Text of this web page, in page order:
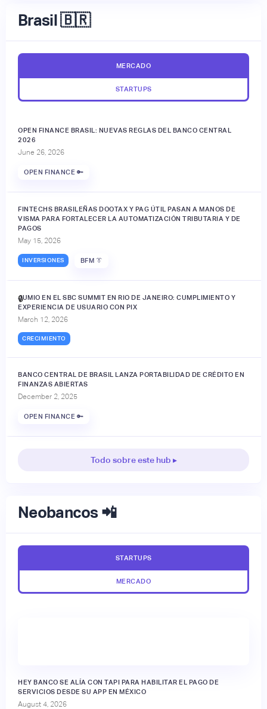
Brasil 🇧🇷
MERCADO
STARTUPS
OPEN FINANCE BRASIL: NUEVAS REGLAS DEL BANCO CENTRAL
2026
June 26, 2026
OPEN FINANCE 🔑
FINTECHS BRASILEÑAS DOOTAX Y PAG ÚTIL PASAN A MANOS DE
VISMA PARA FORTALECER LA AUTOMATIZACIÓN TRIBUTARIA Y DE
PAGOS
May 15, 2026
INVERSIONES BFM 👔
JUMIO EN EL SBC SUMMIT EN RIO DE JANEIRO: CUMPLIMIENTO Y
EXPERIENCIA DE USUARIO CON PIX
March 12, 2026
CRECIMIENTO
🔒
BANCO CENTRAL DE BRASIL LANZA PORTABILIDAD DE CRÉDITO EN
FINANZAS ABIERTAS
December 2, 2025
OPEN FINANCE 🔑
Todo sobre este hub ▸
Neobancos 📲
STARTUPS
MERCADO
HEY BANCO SE ALÍA CON TAPI PARA HABILITAR EL PAGO DE
SERVICIOS DESDE SU APP EN MÉXICO
August 4, 2026